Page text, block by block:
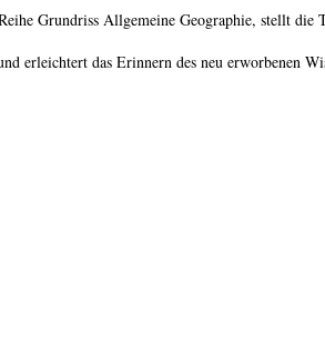
Grundriss Allgemeine Geographie, stellt
erleichtert das Erinnern des neu erworbenen